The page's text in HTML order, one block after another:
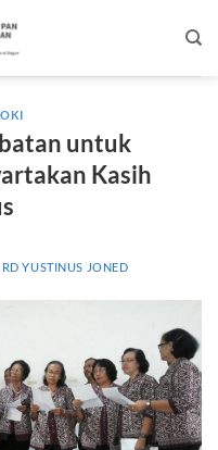
untuk
Kasih
RD YUSTINUS JONED